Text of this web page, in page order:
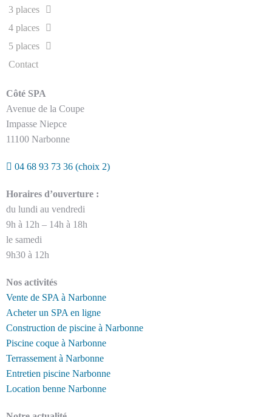
3 places
4 places
5 places
Contact
Côté SPA
Avenue de la Coupe
Impasse Niepce
11100 Narbonne
04 68 93 73 36 (choix 2)
Horaires d’ouverture :
du lundi au vendredi
9h à 12h – 14h à 18h
le samedi
9h30 à 12h
Nos activités
Vente de SPA à Narbonne
Acheter un SPA en ligne
Construction de piscine à Narbonne
Piscine coque à Narbonne
Terrassement à Narbonne
Entretien piscine Narbonne
Location benne Narbonne